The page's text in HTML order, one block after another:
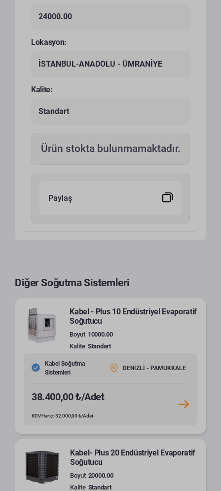
24000.00
Lokasyon:
İSTANBUL-ANADOLU - ÜMRANİYE
Kalite:
Standart
Ürün stokta bulunmamaktadır.
Paylaş
Diğer Soğutma Sistemleri
Kabel - Plus 10 Endüstriyel Evaporatif
Soğutucu
Boyut 10000.00
Kalite Standart
Kabel Soğutma
Sistemleri
DENİZLİ - PAMUKKALE
38.400,00 ₺/Adet
KDV Hariç: 32.000,00 ₺/Adet
Kabel- Plus 20 Endüstriyel Evaporatif
Soğutucu
Boyut 20000.00
Kalite Standart